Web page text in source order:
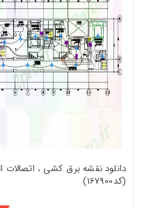
دانلود نقشه برق کشی ،
(کد167900)